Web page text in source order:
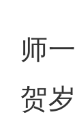
师
贺